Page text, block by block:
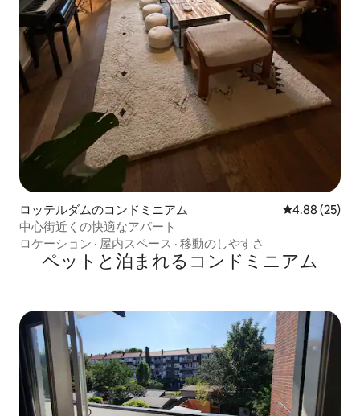
ロッテルダムのコンドミニアム レビュー25
4.88 (25)
中心街近くの快適なアパート
ロケーション · 屋内スペース · 移動のしやすさ
ペットと泊まれるコンドミニアム